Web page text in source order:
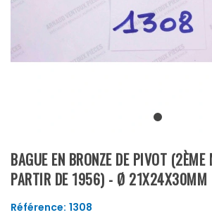
BAGUE EN BRONZE DE PIVOT (2ÈME
PARTIR DE 1956) - Ø 21X24X30MM
Référence: 1308